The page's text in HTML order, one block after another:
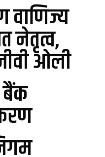
वाणिज्य
नेतृत्व,
ओली
बैंक